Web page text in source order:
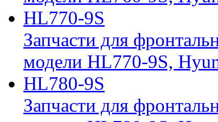
HL770-9S
Запчасти для
модели HL770-9S,
HL780-9S
Запчасти для